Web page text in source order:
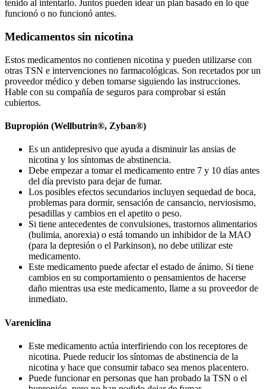
tenido al intentarlo. Juntos pueden idear un plan basado en lo que
funcionó o no funcionó antes.
Medicamentos sin nicotina
Estos medicamentos no contienen nicotina y pueden utilizarse con
otras TSN e intervenciones no farmacológicas. Son recetados por un
proveedor médico y deben tomarse siguiendo las instrucciones.
Hable con su compañía de seguros para comprobar si están
cubiertos.
Bupropión (Wellbutrin®, Zyban®)
Es un antidepresivo que ayuda a disminuir las ansias de
nicotina y los síntomas de abstinencia.
Debe empezar a tomar el medicamento entre 7 y 10 días antes
del día previsto para dejar de fumar.
Los posibles efectos secundarios incluyen sequedad de boca,
problemas para dormir, sensación de cansancio, nerviosismo,
pesadillas y cambios en el apetito o peso.
Si tiene antecedentes de convulsiones, trastornos alimentarios
(bulimia, anorexia) o está tomando un inhibidor de la MAO
(para la depresión o el Parkinson), no debe utilizar este
medicamento.
Este medicamento puede afectar el estado de ánimo. Si tiene
cambios en su comportamiento o pensamientos de hacerse
daño mientras usa este medicamento, llame a su proveedor de
inmediato.
Vareniclina
Este medicamento actúa interfiriendo con los receptores de
nicotina. Puede reducir los síntomas de abstinencia de la
nicotina y hace que consumir tabaco sea menos placentero.
Puede funcionar en personas que han probado la TSN o el